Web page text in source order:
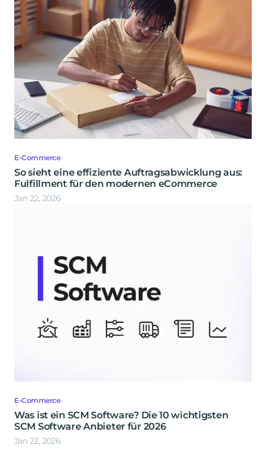
E-Commerce
So sieht eine effiziente Auftragsabwicklung aus:
Fulfillment für den modernen eCommerce
Jan 22, 2026
E-Commerce
Was ist ein SCM Software? Die 10 wichtigsten
SCM Software Anbieter für 2026
Jan 22, 2026